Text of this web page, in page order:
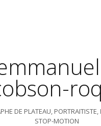
DE PLATEAU,
STOP-MOTION